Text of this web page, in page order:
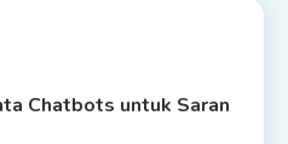
Chatbots untuk Saran